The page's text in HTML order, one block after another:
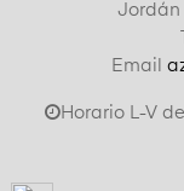
Jordán
Email
Horario L-V